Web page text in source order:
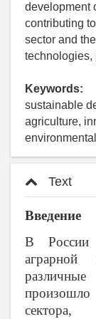
development
contributing
sector and
technologies,
Keywords:
sustainable
agriculture,
Text
Введение
В России
аграрной
произошло
сектора,